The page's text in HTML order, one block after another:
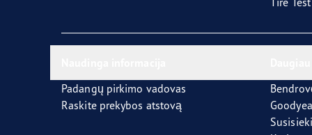
Padangų pirkimo vadovas
Raskite prekybos atstovą